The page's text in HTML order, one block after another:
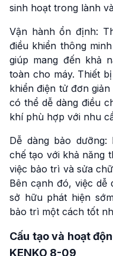
sinh hoạt trong lành
Vận hành ổn định:
điều khiển thông
giúp mang đến khả
toàn cho máy. Thiết
khiển điện tử đơn
có thể dễ dàng điều
khí phù hợp với nhu
Dễ dàng bảo
chế tạo với khả năng
việc bảo trì và sửa
Bên cạnh đó, việc dễ
sở hữu phát hiện
bảo trì một cách tốt
Cấu tạo và hoạt
KENKO 8-09